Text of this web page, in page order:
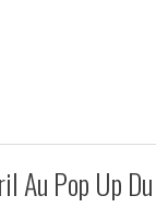
Au Pop Up